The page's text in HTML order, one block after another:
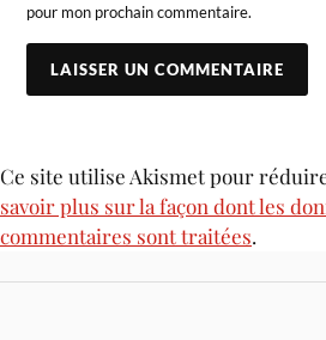
pour mon prochain commentaire.
Ce site utilise Akismet pour
savoir plus sur la façon dont les
commentaires sont traitées.